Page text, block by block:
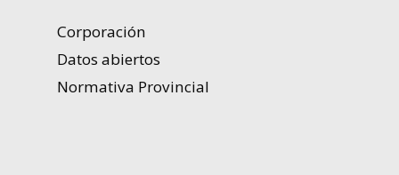
Corporación
Datos abiertos
Normativa Provincial